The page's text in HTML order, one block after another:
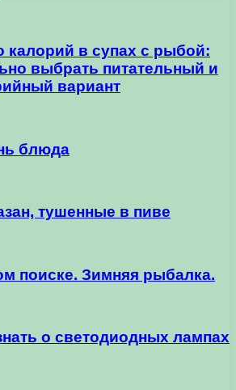
калорий в супах с рыбой:
выбрать питательный и
вариант
блюда
тушенные в пиве
поиске. Зимняя рыбалка.
о светодиодных лампах